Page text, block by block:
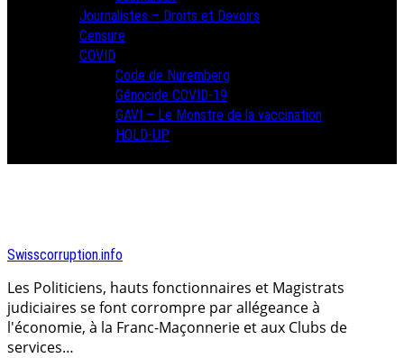
Journalistes – Droits et Devoirs
Censure
COVID
Code de Nuremberg
Génocide COVID-19
GAVI – Le Monstre de la vaccination
HOLD-UP
Swisscorruption.info
Les Politiciens, hauts fonctionnaires et Magistrats
judiciaires se font corrompre par allégeance à
l'économie, à la Franc-Maçonnerie et aux Clubs de
services…